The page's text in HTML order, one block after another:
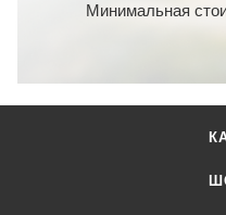
Минимальная